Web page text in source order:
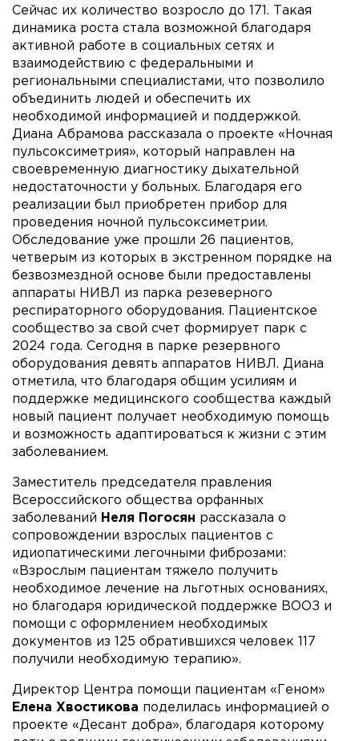
Сейчас их количество возросло до 171. Такая
динамика роста стала возможной благодаря
активной работе в социальных сетях и
взаимодействию с федеральными и
региональными специалистами, что позволило
объединить людей и обеспечить их
необходимой информацией и поддержкой.
Диана Абрамова рассказала о проекте «Ночная
пульсоксиметрия», который направлен на
своевременную диагностику дыхательной
недостаточности у больных. Благодаря его
реализации был приобретен прибор для
проведения ночной пульсоксиметрии.
Обследование уже прошли 26 пациентов,
четверым из которых в экстренном порядке на
безвозмездной основе были предоставлены
аппараты НИВЛ из парка резеверного
респираторного оборудования. Пациентское
сообщество за свой счет формирует парк с
2024 года. Сегодня в парке резервного
оборудования девять аппаратов НИВЛ. Диана
отметила, что благодаря общим усилиям и
поддержке медицинского сообщества каждый
новый пациент получает необходимую помощь
и возможность адаптироваться к жизни с этим
заболеванием.
Заместитель председателя правления
Всероссийского общества орфанных
заболеваний Неля Погосян рассказала о
сопровождении взрослых пациентов с
идиопатическими легочными фиброзами:
«Взрослым пациентам тяжело получить
необходимое лечение на льготных основаниях,
но благодаря юридической поддержке ВООЗ и
помощи с оформлением необходимых
документов из 125 обратившихся человек 117
получили необходимую терапию».
Директор Центра помощи пациентам «Геном»
Елена Хвостикова поделилась информацией о
проекте «Десант добра», благодаря которому